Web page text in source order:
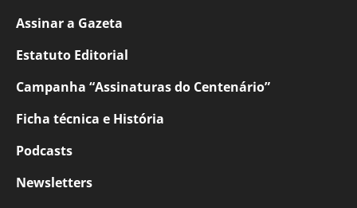
Assinar a Gazeta
Estatuto Editorial
Campanha “Assinaturas do Centenário”
Ficha técnica e História
Podcasts
Newsletters